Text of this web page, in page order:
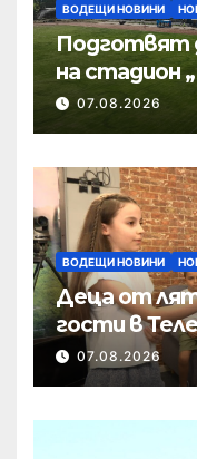
ВОДЕЩИ НОВИНИ
Подготвят
на стадион
07.08.2026
ВОДЕЩИ НОВИНИ
Деца от
гости в
07.08.2026